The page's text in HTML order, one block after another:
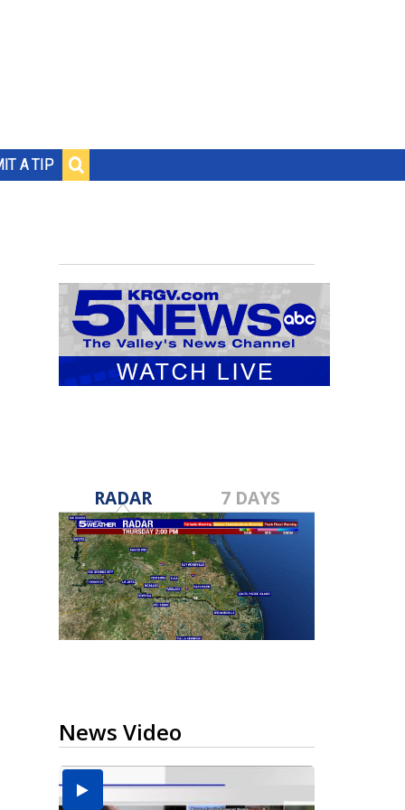
A TIP
RADAR 7 DAYS
News Video